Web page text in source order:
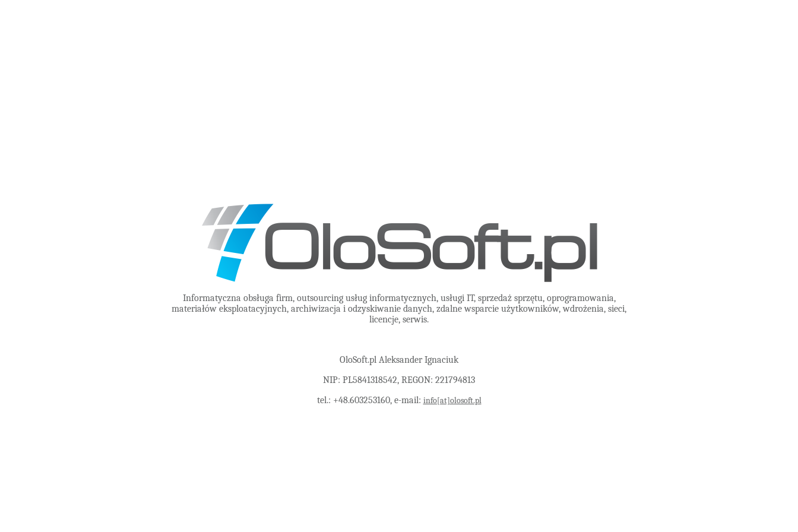
Informatyczna obsługa firm, outsourcing usług informatycznych, usługi IT, sprzedaż sprzętu, oprogramowania,
materiałów eksploatacyjnych, archiwizacja i odzyskiwanie danych, zdalne wsparcie użytkowników, wdrożenia, sieci,
licencje, serwis.
OloSoft.pl Aleksander Ignaciuk
NIP: PL5841318542, REGON: 221794813
tel.: +48.603253160, e-mail: info[at]olosoft.pl